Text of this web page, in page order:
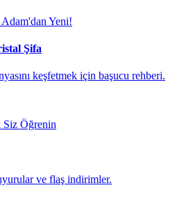
Adam'dan Yeni!
Şifa
keşfetmek için başucu rehberi.
Öğrenin
ve flaş indirimler.